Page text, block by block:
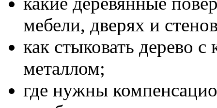
мебели, дверях и
как стыковать дерево
металлом;
где нужны